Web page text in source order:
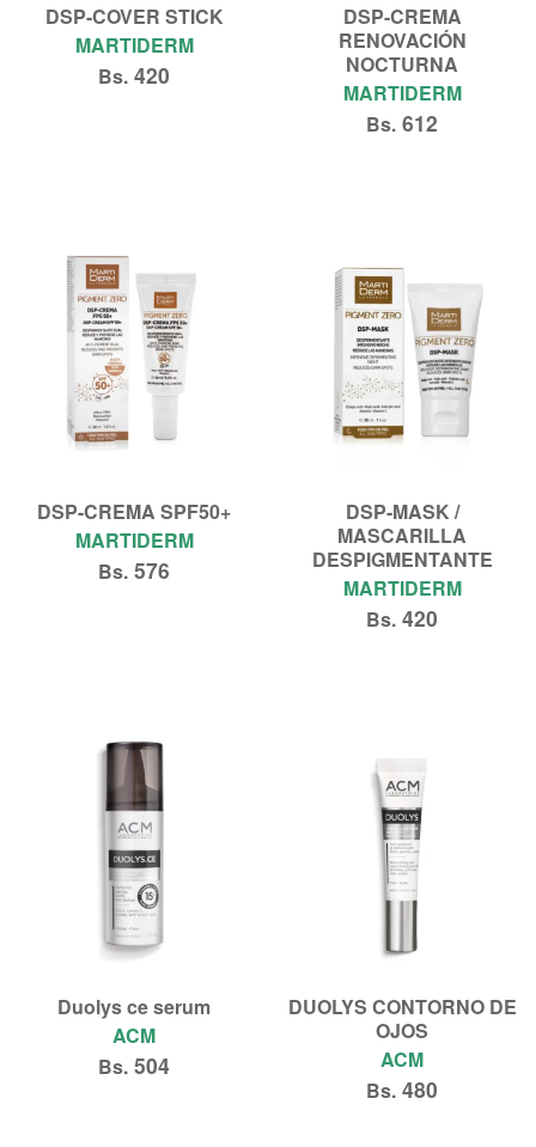
DSP-COVER STICK
MARTIDERM
Bs. 420
DSP-CREMA
RENOVACIÓN
NOCTURNA
MARTIDERM
Bs. 612
DSP-CREMA SPF50+
MARTIDERM
Bs. 576
DSP-MASK /
MASCARILLA
DESPIGMENTANTE
MARTIDERM
Bs. 420
Duolys ce serum
ACM
Bs. 504
DUOLYS CONTORNO DE
OJOS
ACM
Bs. 480